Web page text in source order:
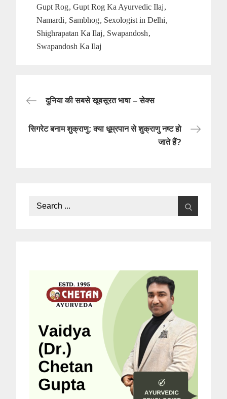
Gupt Rog Gupt Rog Ka Ayurvedic Ilaj
Namardi
Sambhog Sexologist in Delhi
Shighrapatan Ka Ilaj
Swapandosh
Swapandosh Ka Ilaj
Postदुनिया की सबसे खूबसूरत भाषा – सेक्स
सिगरेट बनाम शुक्राणु: क्या धूम्रपान से शुक्राणु नष्ट हो
जाते हैं?
Search